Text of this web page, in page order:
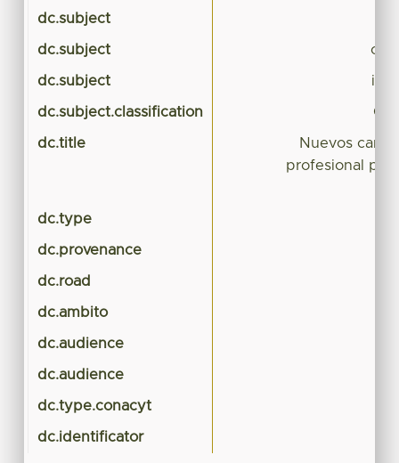
dc.subject
dc.subject
dc.subject
dc.subject.classification
dc.title
Nuevos
profesional
dc.type
dc.provenance
dc.road
dc.ambito
dc.audience
dc.audience
dc.type.conacyt
dc.identificator